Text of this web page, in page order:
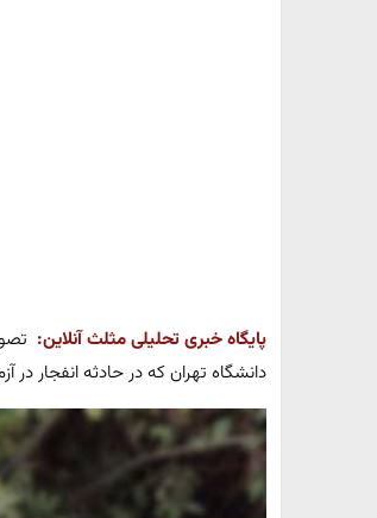
پایگاه خبری تحلیلی مثلث آنلاین:
دانشگاه تهران که در حادثه انفجار